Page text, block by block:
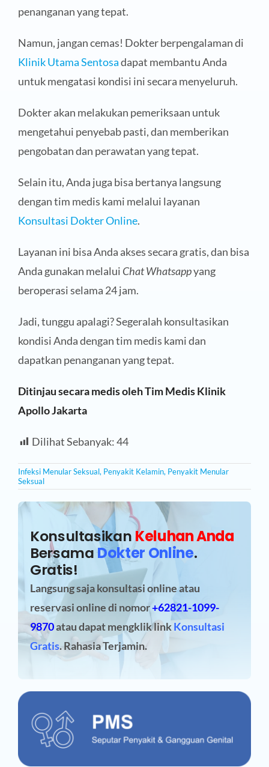
penanganan yang tepat.
Namun, jangan cemas! Dokter berpengalaman di
Klinik Utama Sentosadapat membantu Anda
untuk mengatasi kondisi ini secara menyeluruh.
Dokter akan melakukan pemeriksaan untuk
mengetahui penyebab pasti, dan memberikan
pengobatan dan perawatan yang tepat.
Selain itu, Anda juga bisa bertanya langsung
dengan tim medis kami melalui layanan
Konsultasi Dokter Online.
Layanan ini bisa Anda akses secara gratis, dan bisa
Anda gunakan melalui Chat Whatsappyang
beroperasi selama 24 jam.
Jadi, tunggu apalagi? Segeralah konsultasikan
kondisi Anda dengan tim medis kami dan
dapatkan penanganan yang tepat.
Ditinjau secara medis oleh Tim Medis Klinik
Apollo Jakarta
Dilihat Sebanyak:44
Infeksi Menular Seksual, Penyakit Kelamin, Penyakit Menular
Seksual
Konsultasikan Keluhan Anda
BersamaDokter Online.
Gratis!
Langsung saja konsultasi online atau
reservasi onlinedi nomor+62821-1099-
9870atau dapat mengklik linkKonsultasi
Gratis. Rahasia Terjamin.